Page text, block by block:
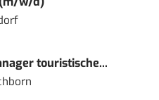
touristische...